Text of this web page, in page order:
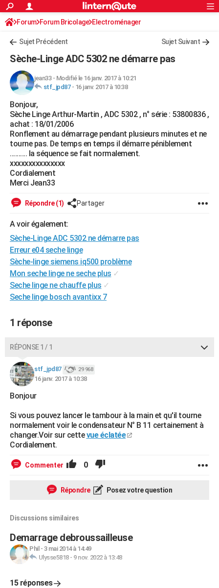
ACTUALITÉS
Politique
Société
Faits Divers
Education
Monde
Villes
+
FINANCE
Retraite
Impôts
Epargne
Immobilier
Risques naturels par ville
Banque
Assurance
Crédit
AUTO
Essais
Réserver un essai
Citadines
Berlines
SUV
Forum auto
+HIGH-TECH
Mobiles
Meilleur smartphone
Internet
Ordinateurs
Jeux vidéo
Guide high-tech
+BRICOLAGE
Forum
Aménagement intérieur
Extérieur
Cuisine
Salle de bains
Jardinage
Rangement
WEEK-END
Guides de France
Escapades
Patrimoine
Expositions
Musées
Week-end nature
+LIFESTYLE
Alimentation
Guide de la santé
Maladies
Médicaments
Sommeil
Destinations
City break
Voyage nature
Voyage de noces
Forum
Climat
+
GUIDES D'ACHAT
BONS PLANS
CARTE DE VOEUX
Dictionnaire
Biographies
Citations
Expressions
Proverbes
PROGRAMME TV
COPAINS D'AVANT
S'inscrire
Se connecter
Lycées
Collèges
Primaires
Universités
Entreprises
Service militaire
Avis de recherche
AVIS DE DÉCÈS
S'inscrire
Connexion
Forum Forum Bricolage Electroménager
Sujet Précédent Sujet Suivant
Sèche-Linge ADC 5302 ne démarre pas
jean33- Modifié le 16 janv. 2017 à 10:21
stf_jpd87- 16 janv. 2017 à 10:38
Bonjour,
Sèche Linge Arthur-Martin , ADC 5302 , n° série : 53800836 ,
achat : 18/01/2006
Ronflement au démarrage pendant plusieurs minutes et ne
tourne pas. De temps en temps il démarre péniblement
.......... la séquence se fait normalement.
xxxxxxxxxxxxxxx
Cordialement
Merci Jean33
Répondre (1) Partager
A voir également:
Sèche-Linge ADC 5302 ne démarre pas
Erreur e04 seche linge
Sèche-linge siemens iq500 problème
Mon seche linge ne seche plus ✓
Seche linge ne chauffe plus ✓
Seche linge bosch avantixx 7
1 réponse
RÉPONSE 1 / 1
stf_jpd87 29 968
16 janv. 2017 à 10:38
Bonjour
Si vous pouvez lancer le tambour à la main et qu'il tourne
normalement voir le condensateur N° B 11 certainement à
changer.Voir sur cettevue éclatée
Cordialement.
Commenter 0
Répondre Posez votre question
Discussions similaires
Demarrage debroussailleuse
Phil - 3 mai 2014 à 14:49
Ulysse5818- 9 nov. 2022 à 13:48
15 réponses